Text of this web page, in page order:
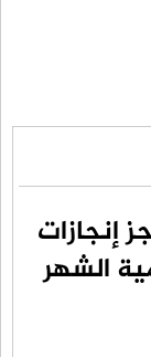
إنجازات
الشهر